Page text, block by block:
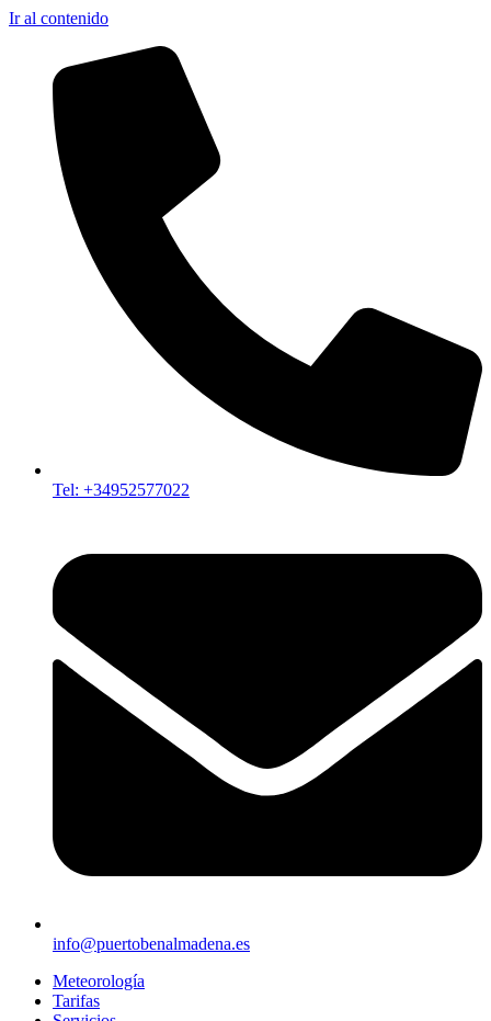
Ir al contenido
Tel: +34952577022
info@puertobenalmadena.es
Meteorología
Tarifas